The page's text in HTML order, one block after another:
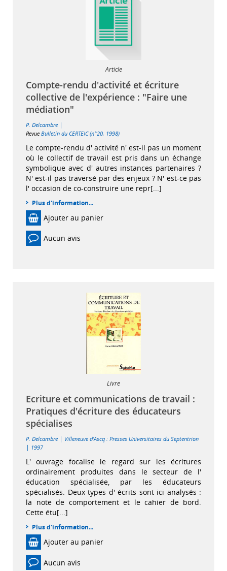
Article
Compte-rendu d'activité et écriture
collective de l'expérience : "Faire une
médiation"
P. Delcambre |
Revue Bulletin du CERTEIC (n°20, 1998)
Le compte-rendu d' activité n' est-il pas un moment
où le collectif de travail est pris dans un échange
symbolique avec d' autres instances partenaires ?
N' est-il pas traversé par des enjeux ? N' est-ce pas
l' occasion de co-construire une repr[...]
Plus d'information...
Ajouter au panier
Aucun avis
Livre
Ecriture et communications de travail :
Pratiques d'écriture des éducateurs
spécialises
P. Delcambre | Villeneuve d'Ascq : Presses Universitaires du Septentrion
| 1997
L' ouvrage focalise le regard sur les écritures
ordinairement produites dans le secteur de l'
éducation spécialisée, par les éducateurs
spécialisés. Deux types d' écrits sont ici analysés :
la note de comportement et le cahier de bord.
Cette étu[...]
Plus d'information...
Ajouter au panier
Aucun avis